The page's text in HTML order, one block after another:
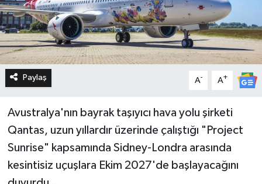
Paylaş A- A+
Avustralya'nın bayrak taşıyıcı hava yolu şirketi
Qantas, uzun yıllardır üzerinde çalıştığı "Project
Sunrise" kapsamında Sidney-Londra arasında
kesintisiz uçuşlara Ekim 2027'de başlayacağını